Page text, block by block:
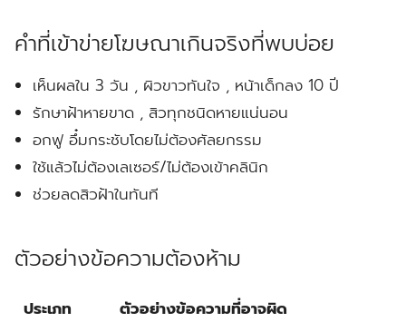
คำที่เข้าข่ายโฆษณาเกินจริงที่พบบ่อย
เห็นผลใน 3 วัน , ผิวขาวทันใจ , หน้าเด็กลง 10 ปี
รักษาฝ้าหายขาด , สิวทุกชนิดหายแน่นอน
อกฟู อึ๋มกระชับโดยไม่ต้องศัลยกรรม
ใช้แล้วไม่ต้องเลเซอร์/ไม่ต้องเข้าคลินิก
ช่วยลดสิวฝ้าในทันที
ตัวอย่างข้อความต้องห้าม
ประเภท
ตัวอย่างข้อความที่อาจผิด